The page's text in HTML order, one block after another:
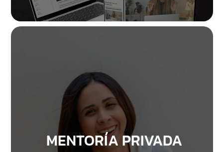
MENTORÍA PRIVADA